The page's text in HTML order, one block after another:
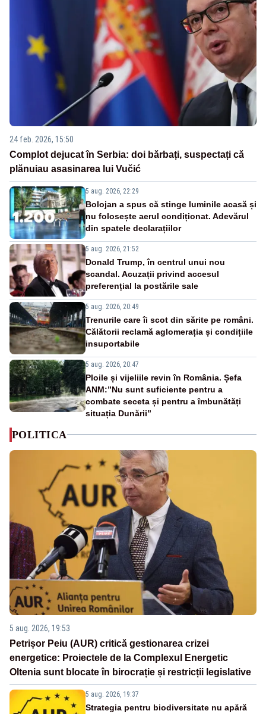
24 feb. 2026, 15:50
Complot dejucat în Serbia: doi bărbați, suspectați că
plănuiau asasinarea lui Vučić
5 aug. 2026, 22:29
Bolojan a spus că stinge luminile acasă și
nu folosește aerul condiționat. Adevărul
din spatele declarațiilor
5 aug. 2026, 21:52
Donald Trump, în centrul unui nou
scandal. Acuzații privind accesul
preferențial la postările sale
5 aug. 2026, 20:49
Trenurile care îi scot din sărite pe români.
Călătorii reclamă aglomerația și condițiile
insuportabile
5 aug. 2026, 20:47
Ploile și vijeliile revin în România. Șefa
ANM:”Nu sunt suficiente pentru a
combate seceta și pentru a îmbunătăți
situația Dunării”
POLITICA
5 aug. 2026, 19:53
Petrișor Peiu (AUR) critică gestionarea crizei
energetice: Proiectele de la Complexul Energetic
Oltenia sunt blocate în birocrație și restricții legislative
5 aug. 2026, 19:37
Strategia pentru biodiversitate nu apără